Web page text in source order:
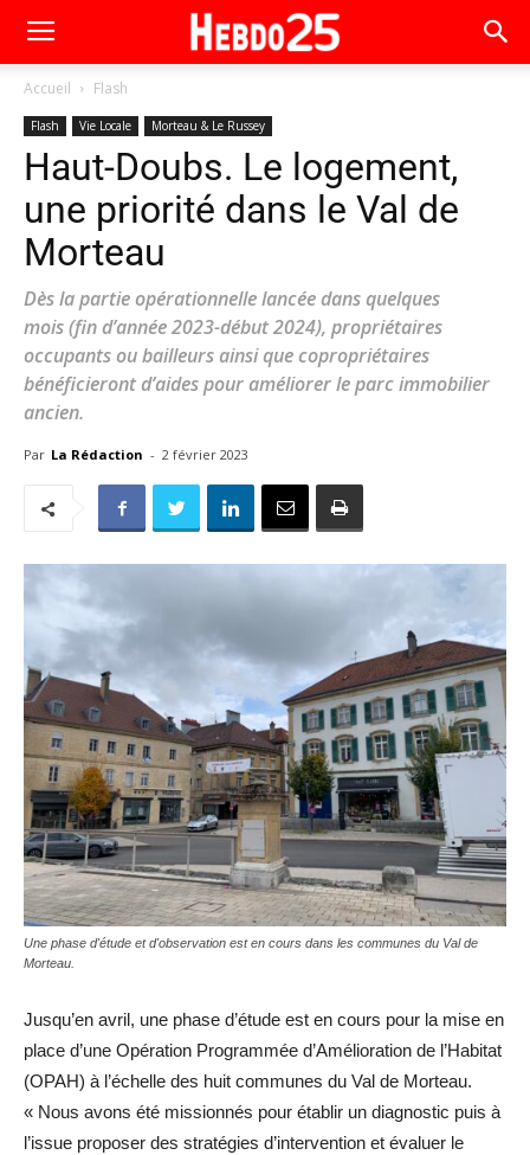
Accueil Flash
Flash Vie Locale Morteau & Le Russey
Haut-Doubs. Le logement,
une priorité dans le Val de
Morteau
Dès la partie opérationnelle lancée dans quelques
mois (fin d’année 2023-début 2024), propriétaires
occupants ou bailleurs ainsi que copropriétaires
bénéficieront d’aides pour améliorer le parc immobilier
ancien.
Par La Rédaction - 2 février 2023
Une phase d'étude et d'observation est en cours dans les communes du Val de
Morteau.
Jusqu’en avril, une phase d’étude est en cours pour la mise en
place d’une Opération Programmée d’Amélioration de l’Habitat
(OPAH) à l’échelle des huit communes du Val de Morteau.
« Nous avons été missionnés pour établir un diagnostic puis à
l’issue proposer des stratégies d’intervention et évaluer le